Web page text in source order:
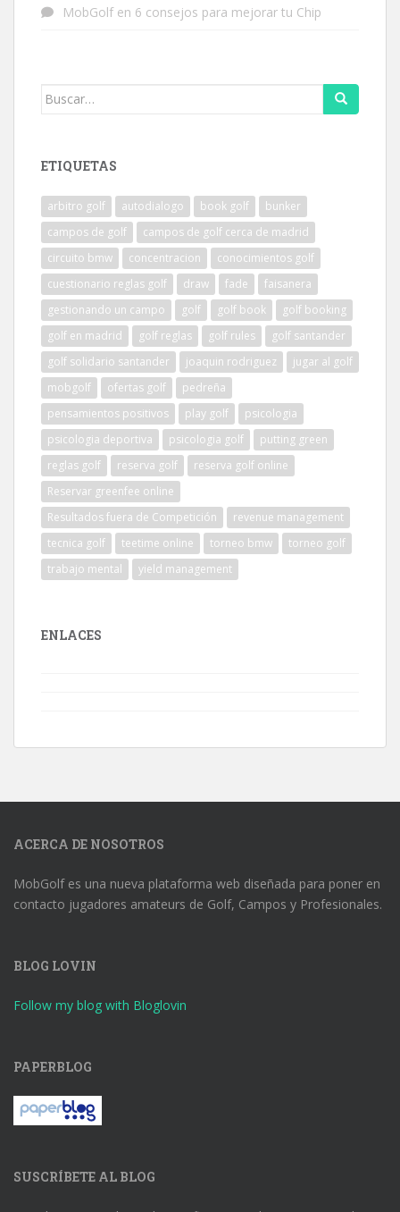
MobGolfen 6 consejos para mejorar tu Chip
Buscar:
ETIQUETAS
arbitro golf autodialogo book golf
bunker
campos de golf
campos de golf cerca de madrid
circuito bmw
concentracion
conocimientos golf
cuestionario reglas golf
draw fade
faisanera
gestionando un campo
golf golf book
golf booking
golf en madrid
golf reglas golf rules
golf santander
golf solidario santander
joaquin rodriguez
jugar al golf
mobgolf
ofertas golf
pedreña
pensamientos positivos
play golf
psicologia
psicologia deportiva
psicologia golf
putting green
reglas golf
reserva golf
reserva golf online
Reservar greenfee online
Resultados fuera de Competición
revenue management
tecnica golf
teetime online torneo bmw
torneo golf
trabajo mental
yield management
ENLACES
ACERCA DE NOSOTROS
MobGolf es una nueva plataforma web diseñada para poner en
contacto jugadores amateurs de Golf, Campos y Profesionales.
BLOG LOVIN
Follow my blog with Bloglovin
PAPERBLOG
SUSCRÍBETE AL BLOG